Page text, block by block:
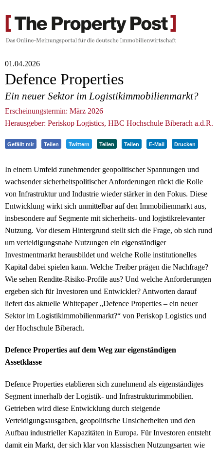
01.04.2026
Defence Properties
Ein neuer Sektor im Logistikimmobilienmarkt?
Erscheinungstermin: März 2026
Herausgeber: Periskop Logistics, HBC Hochschule Biberach a.d.R.
Gefällt mir Teilen Twittern Teilen Teilen E-Mail Drucken
In einem Umfeld zunehmender geopolitischer Spannungen und
wachsender sicherheitspolitischer Anforderungen rückt die Rolle
von Infrastruktur und Industrie wieder stärker in den Fokus. Diese
Entwicklung wirkt sich unmittelbar auf den Immobilienmarkt aus,
insbesondere auf Segmente mit sicherheits- und logistikrelevanter
Nutzung. Vor diesem Hintergrund stellt sich die Frage, ob sich rund
um verteidigungsnahe Nutzungen ein eigenständiger
Investmentmarkt herausbildet und welche Rolle institutionelles
Kapital dabei spielen kann. Welche Treiber prägen die Nachfrage?
Wie sehen Rendite-Risiko-Profile aus? Und welche Anforderungen
ergeben sich für Investoren und Entwickler? Antworten darauf
liefert das aktuelle Whitepaper „Defence Properties – ein neuer
Sektor im Logistikimmobilienmarkt?“ von Periskop Logistics und
der Hochschule Biberach.
Defence Properties auf dem Weg zur eigenständigen
Assetklasse
Defence Properties etablieren sich zunehmend als eigenständiges
Segment innerhalb der Logistik- und Infrastrukturimmobilien.
Getrieben wird diese Entwicklung durch steigende
Verteidigungsausgaben, geopolitische Unsicherheiten und den
Aufbau industrieller Kapazitäten in Europa. Für Investoren entsteht
damit ein Markt, der sich klar von klassischen Nutzungsarten wie